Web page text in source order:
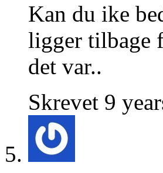
Kan du ike
ligger tilbage
det var..
Skrevet 9